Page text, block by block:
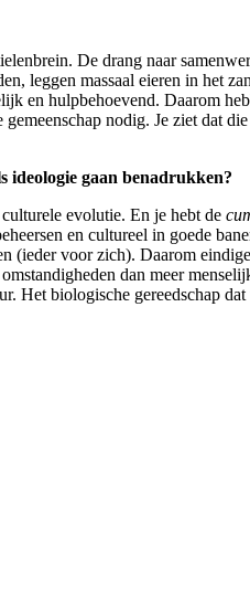
De drang naar
leggen massaal eieren in het
en hulpbehoevend. Daarom
nodig. Je ziet dat
ideologie gaan benadrukken?
evolutie. En je hebt de
en cultureel in goede
voor zich). Daarom
dan meer
Het biologische gereedschap